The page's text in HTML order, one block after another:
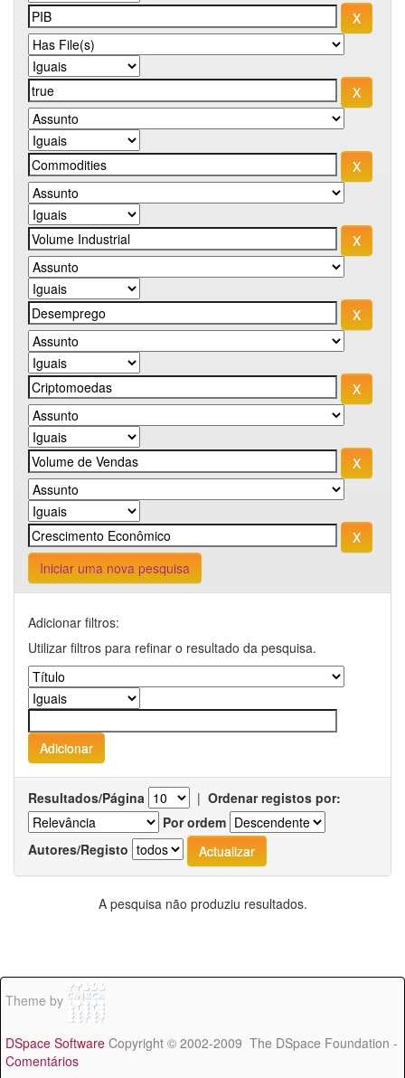
Iniciar uma nova pesquisa
Adicionar filtros:
Utilizar filtros para refinar o resultado da pesquisa.
Resultados/Página | Ordenar registos por:
Por ordem
Autores/Registo
A pesquisa não produziu resultados.
Theme by
DSpace Software Copyright © 2002-2009 The DSpace Foundation -
Comentários